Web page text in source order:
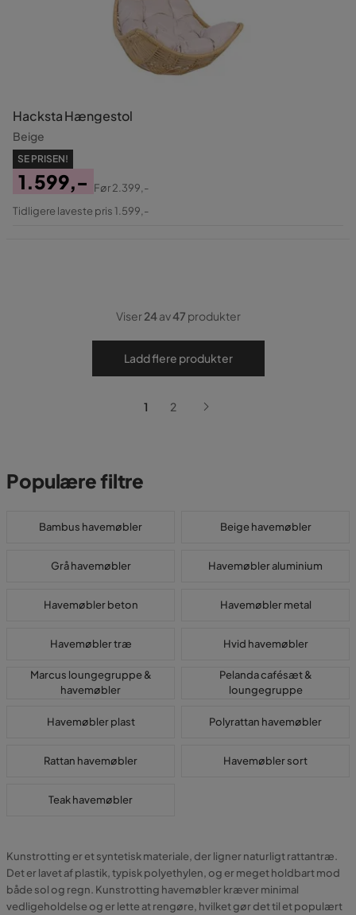
Hacksta Hængestol
Beige
SE PRISEN!
Pris
1.599,-
Original
Før2.399,-
Tidligere laveste pris 1.599,-
Viser24av47 produkter
Ladd flere produkter
1 2
Populære filtre
Bambus havemøbler Beige havemøbler
Grå havemøbler Havemøbler aluminium
Havemøbler beton Havemøbler metal
Havemøbler træ Hvid havemøbler
Marcus loungegruppe &
havemøbler
Pelanda cafésæt &
loungegruppe
Havemøbler plast Polyrattan havemøbler
Rattan havemøbler Havemøbler sort
Teak havemøbler
Kunstrotting er et syntetisk materiale, der ligner naturligt rattantræ.
Det er lavet af plastik, typisk polyethylen, og er meget holdbart mod
både sol og regn. Kunstrotting havemøbler kræver minimal
vedligeholdelse og er lette at rengøre, hvilket gør det til et populært